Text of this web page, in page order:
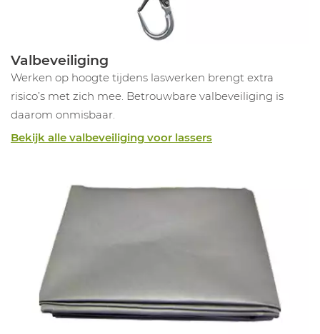
Valbeveiliging
Werken op hoogte tijdens laswerken brengt extra
risico’s met zich mee. Betrouwbare valbeveiliging is
daarom onmisbaar.
Bekijk alle valbeveiliging voor lassers